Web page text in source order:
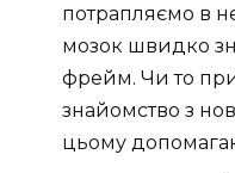
потрапляємо в
мозок швидко
фрейм. Чи то
знайомство з
цьому